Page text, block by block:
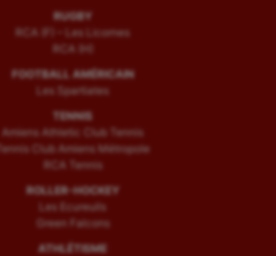
RUGBY
RCA (F) – Les Licornes
RCA (H)
FOOTBALL AMÉRICAIN
Les Spartiates
TENNIS
Amiens Athletic Club Tennis
Tennis Club Amiens Métropole
RCA Tennis
ROLLER-HOCKEY
Les Ecureuils
Green Falcons
ATHLÉTISME